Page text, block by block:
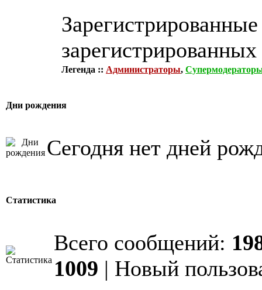
зарегистрированных
Легенда :: Администраторы,
Дни рождения
Сегодня нет дней
Статистика
Всего сообщений:
1009 | Новый